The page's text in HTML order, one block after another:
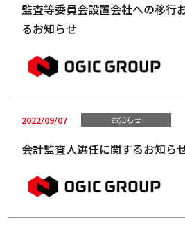
監査等委員会設置会社への移行
るお知らせ
2022/09/07 お知らせ
会計監査人選任に関するお知ら